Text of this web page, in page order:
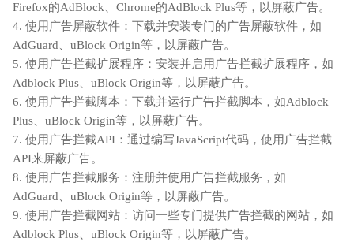
Firefox的AdBlock、Chrome的AdBlock Plus等，以屏蔽广告。
4. 使用广告屏蔽软件：下载并安装专门的广告屏蔽软件，如
AdGuard、uBlock Origin等，以屏蔽广告。
5. 使用广告拦截扩展程序：安装并启用广告拦截扩展程序，如
Adblock Plus、uBlock Origin等，以屏蔽广告。
6. 使用广告拦截脚本：下载并运行广告拦截脚本，如Adblock
Plus、uBlock Origin等，以屏蔽广告。
7. 使用广告拦截API：通过编写JavaScript代码，使用广告拦截
API来屏蔽广告。
8. 使用广告拦截服务：注册并使用广告拦截服务，如
AdGuard、uBlock Origin等，以屏蔽广告。
9. 使用广告拦截网站：访问一些专门提供广告拦截的网站，如
Adblock Plus、uBlock Origin等，以屏蔽广告。